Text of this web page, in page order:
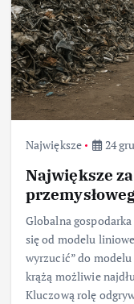
Największe 24
Największe
Globalna
się od modelu
wyrzucić” do
krążą możliwie
Kluczową rolę